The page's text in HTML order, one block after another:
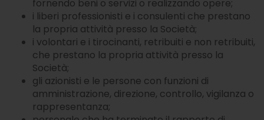
accurate alla data di pubblicazione; non viene
rilasciata tuttavia alcuna garanzia per quanto
attiene l’accuratezza, affidabilità o completezza
delle informazioni.
Global Selection SGR declina espressamente ogni
responsabilità in ordine ad eventuali perdite
derivanti, direttamente od indirettamente,
dall’utilizzo delle informazioni o dalle azioni poste
fornendo beni o servizi o realizzando opere;
i liberi professionisti e i consulenti che prestano
la propria attività presso la Società;
i volontari e i tirocinanti, retribuiti e non retribuiti,
che prestano la propria attività presso la
Società;
gli azionisti e le persone con funzioni di
amministrazione, direzione, controllo, vigilanza o
rappresentanza;